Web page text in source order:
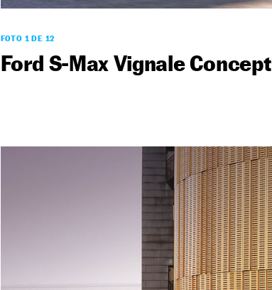
FOTO 1 DE 12
Ford S-Max Vignale Concept